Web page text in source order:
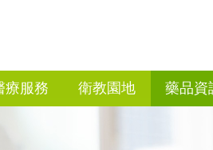
療服務 衛教園地 藥品資